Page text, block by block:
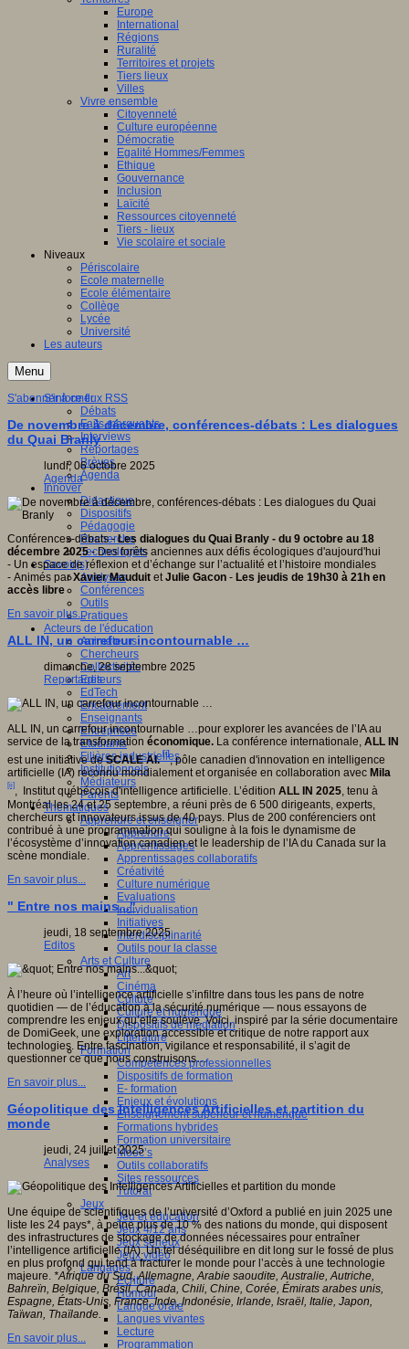
Europe
International
Régions
Ruralité
Territoires et projets
Tiers lieux
Villes
Vivre ensemble
Citoyenneté
Culture européenne
Démocratie
Egalité Hommes/Femmes
Ethique
Gouvernance
Inclusion
Laïcité
Ressources citoyenneté
Tiers - lieux
Vie scolaire et sociale
Niveaux
Périscolaire
Ecole maternelle
Ecole élémentaire
Collège
Lycée
Université
Les auteurs
Menu
S'informer
Débats
Faits marquants
Interviews
Reportages
Brèves
Agenda
Innover
Didactique
Dispositifs
Pédagogie
Recherche
Technologies
Savoir(s)
Analyses
Conférences
Outils
Pratiques
Acteurs de l'éducation
Animateurs
Chercheurs
Collectivités
Editeurs
EdTech
Encadrement
Enseignants
Entreprises
Etudiants
Filières industrielles
Institutionnels
Médiateurs
Parents
Thématiques
Apprendre et enseigner
Apprendre
Apprentissages
Apprentissages collaboratifs
Créativité
Culture numérique
Evaluations
Individualisation
Initiatives
Interdisciplinarité
Outils pour la classe
Arts et Culture
Art
Cinéma
Culture
Culture et numérique
Dispositifs de médiation
Littérature
Formation
Compétences professionnelles
Dispositifs de formation
E- formation
Enjeux et évolutions
Enseignement supérieur et numérique
Formations hybrides
Formation universitaire
Mooc’s
Outils collaboratifs
Sites ressources
Tutorat
Jeux
Jeu et éducation
Jeux 4/12 ans
Jeux sérieux
Jeux vidéo
Langages
Ecriture
Humour
Langue orale
Langues vivantes
Lecture
Programmation
S'abonner à ce flux RSS
De novembre à décembre, conférences-débats : Les dialogues
du Quai Branly
lundi, 06 octobre 2025
Agenda
Conférences-débats -Les dialogues du Quai Branly - du 9 octobre au 18
décembre 2025- Des forêts anciennes aux défis écologiques d'aujourd'hui
- Un espace de réflexion et d’échange sur l’actualité et l’histoire mondiales
- Animés parXavier Mauduit etJulie Gacon - Les jeudis de 19h30 à 21h en
accès libre
En savoir plus...
ALL IN, un carrefour incontournable …
dimanche, 28 septembre 2025
Reportages
ALL IN, un carrefour incontournable …pour explorer les avancées de l’IA au
service de la transformation économique. La conférence internationale, ALL IN
est une initiative deSCALE AI.
[i]
, pôle canadien d'innovation en intelligence
artificielle (IA) reconnu mondialement et organisée en collaboration avec Mila
[ii]
, Institut québécois d'intelligence artificielle. L’édition ALL IN 2025, tenu à
Montréal les 24 et 25 septembre, a réuni près de 6 500 dirigeants, experts,
chercheurs et innovateurs issus de 40 pays. Plus de 200 conférenciers ont
contribué à une programmation qui souligne à la fois le dynamisme de
l’écosystème d’innovation canadien et le leadership de l’IA du Canada sur la
scène mondiale.
En savoir plus...
" Entre nos mains..."
jeudi, 18 septembre 2025
Editos
À l’heure où l’intelligence artificielle s’infiltre dans tous les pans de notre
quotidien — de l’éducation à la sécurité numérique — nous essayons de
comprendre les enjeux qu’elle soulève. Voici, inspiré par la série documentaire
de DomiGeek, une exploration accessible et critique de notre rapport aux
technologies. Entre fascination, vigilance et responsabilité, il s’agit de
questionner ce que nous construisons…
En savoir plus...
Géopolitique des Intelligences Artificielles et partition du
monde
jeudi, 24 juillet 2025
Analyses
Une équipe de scientifiques de l’université d’Oxford a publié en juin 2025 une
liste les 24 pays*, à peine plus de 10 % des nations du monde, qui disposent
des infrastructures de stockage de données nécessaires pour entraîner
l’intelligence artificielle (IA). Un tel déséquilibre en dit long sur le fossé de plus
en plus profond qui tend à fracturer le monde pour l’accès à une technologie
majeure. *Afrique du Sud, Allemagne, Arabie saoudite, Australie, Autriche,
Bahreïn, Belgique, Brésil, Canada, Chili, Chine, Corée, Émirats arabes unis,
Espagne, États-Unis, France, Inde, Indonésie, Irlande, Israël, Italie, Japon,
Taïwan, Thaïlande.
En savoir plus...